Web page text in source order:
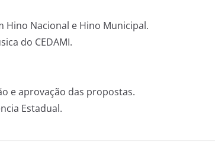
Hino Nacional e Hino Municipal.
do CEDAMI.
e aprovação das propostas.
Estadual.